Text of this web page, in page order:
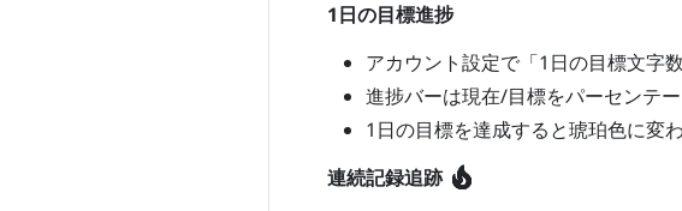
1日の目標進捗
アカウント設定で「1日の目標文字
進捗バーは現在/目標をパーセンテ
1日の目標を達成すると琥珀色に変
連続記録追跡 local_fire_department